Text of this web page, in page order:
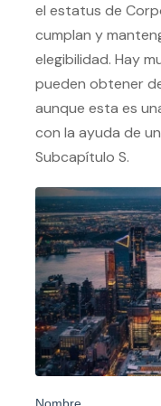
el estatus de
cumplan y
elegibilidad. Hay
pueden obtener
aunque esta es
con la ayuda de
Subcapítulo S.